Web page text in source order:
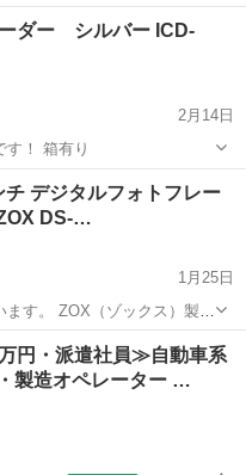
に当てはまる方でお願いし
16時半前後にマクドナルド
レーヤー、レコーダー
ダー シルバー ICD-
2月14日
す！ 箱有り
プレーヤー、レコーダー
チ デジタルフォトフレー
DS-…
1月25日
いピンクのフレームとクリ
のインテリアにも馴染みま
ーヤー、レコーダー
円・派遣社員≫自動車系
製造オペレーター …